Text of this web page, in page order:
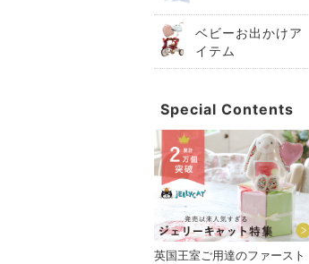
ベビーお出かけア
イテム
Special Contents
英国王室ご用達のファースト